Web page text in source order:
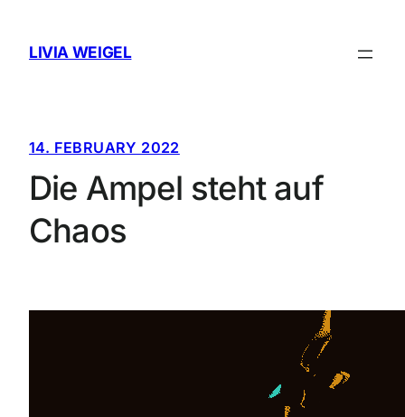
content
LIVIA WEIGEL
14. FEBRUARY 2022
Die Ampel steht auf
Chaos